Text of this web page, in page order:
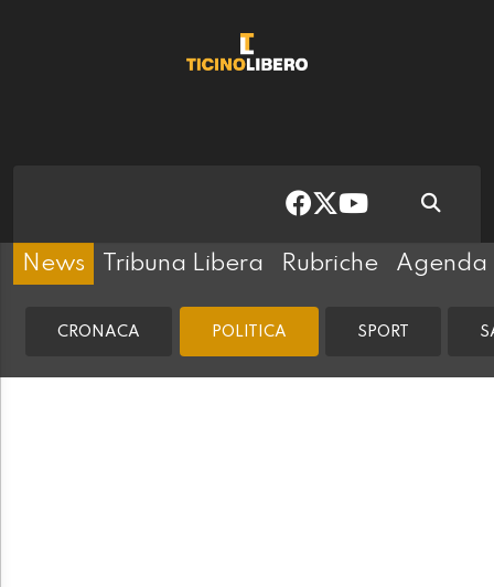
News Tribuna Libera Rubriche Agenda
CRONACA POLITICA SPORT